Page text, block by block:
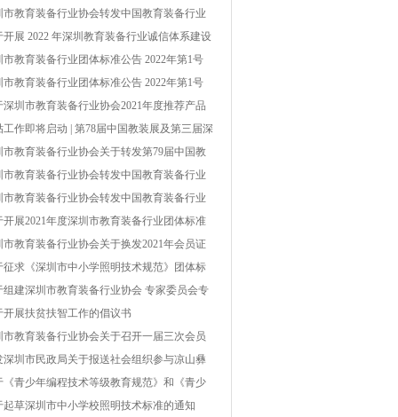
市教育装备行业协会转发中国教育装备行业
关于开展2022年教育装备行业企业信用等级
工作的通知
开展 2022 年深圳教育装备行业诚信体系建设
的通知
市教育装备行业团体标准公告 2022年第1号
第 002号）
市教育装备行业团体标准公告 2022年第1号
第 002号）
深圳市教育装备行业协会2021年度推荐产品
结果的公示
工作即将启动 | 第78届中国教装展及第三届深
博会被纳入深圳市国内重点经贸类展会
市教育装备行业协会关于转发第79届中国教
备展示会具体事项的通知
市教育装备行业协会转发中国教育装备行业
关于开展中国教育装备行业协会2022年度推
品工作的通知
市教育装备行业协会转发中国教育装备行业
关于开展2021年教育装备行业企业信用等级
工作的通知
开展2021年度深圳市教育装备行业团体标准
工作的通知
市教育装备行业协会关于换发2021年会员证
会费缴纳的通知
征求《深圳市中小学照明技术规范》团体标
征求意见稿）意见的通知
组建深圳市教育装备行业协会 专家委员会专
的通知
开展扶贫扶智工作的倡议书
市教育装备行业协会关于召开一届三次会员
大会暨一届四次理事会的通知
深圳市民政局关于报送社会组织参与凉山彝
治州普格县、金阳县、甘洛县、雷波县脱贫
帮扶项目的通知
《青少年编程技术等级教育规范》和《青少
器人技术等级教育规范》团体标准编制工作
起草深圳市中小学校照明技术标准的通知